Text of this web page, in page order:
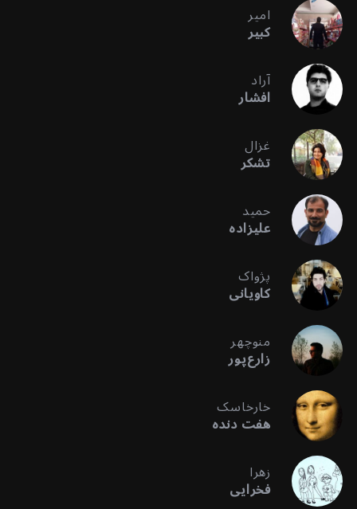
امیر
کبیر
آراد
افشار
غزال
تشکر
حمید
علیزاده
پژواک
کاویانی
منوچهر
زارع‌پور
خارخاسک
هفت دنده
زهرا
فخرایی